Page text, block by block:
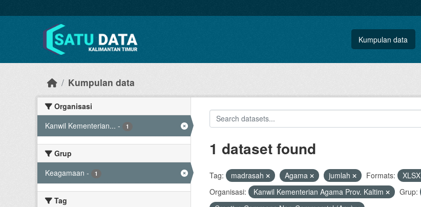
Kumpulan data
Kumpulan data
Organisasi
Kanwil Kementerian... - 1
Grup
Keagamaan - 1
Tag
1 dataset found
Tag: madrasah Agama jumlah Formats: XLSX
Organisasi:
Kanwil Kementerian Agama Prov. Kaltim Grup: